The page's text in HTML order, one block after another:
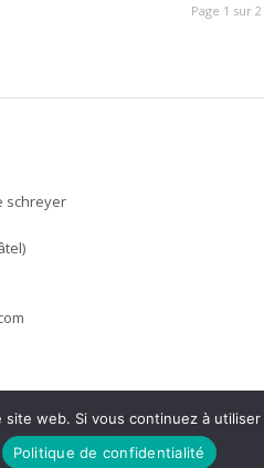
Page 1 sur 2
schreyer
web. Si vous continuez à
Politique de confidentialité